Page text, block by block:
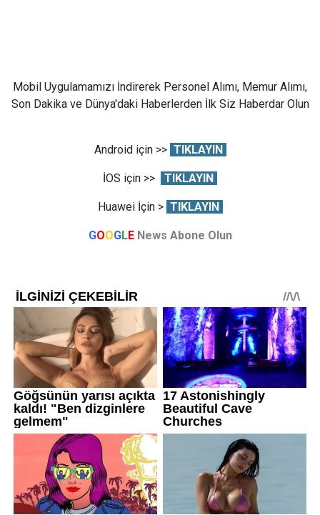
Mobil Uygulamamızı İndirerek Personel Alımı, Memur Alımı,
Son Dakika ve Dünya'daki Haberlerden İlk Siz Haberdar Olun
Android için >> TIKLAYIN
İOS için >> TIKLAYIN
Huawei İçin > TIKLAYIN
GOOGLE News Abone Olun